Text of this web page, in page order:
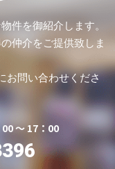
件を御紹介します。
仲介をご提供致しま
お問い合わせくださ
00 ～ 17：00